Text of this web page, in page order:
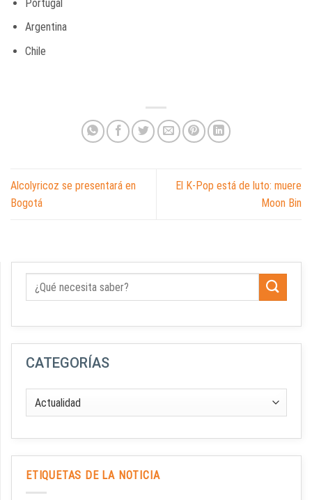
Portugal
Argentina
Chile
Alcolyricoz se presentará en
Bogotá
El K-Pop está de luto: muere
Moon Bin
CATEGORÍAS
ETIQUETAS DE LA NOTICIA